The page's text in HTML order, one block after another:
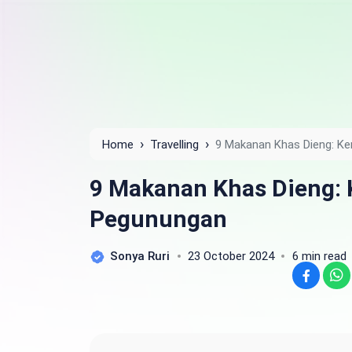
Home › Travelling › 9 Makanan Khas Dieng:
9 Makanan Khas
Pegunungan
Sonya Ruri 23 October 2024 6 min read